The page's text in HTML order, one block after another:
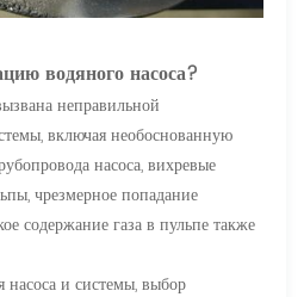
водяного насоса?
неправильной
включая необоснованную
насоса, вихревые
чрезмерное попадание
содержание газа в пульпе также
насоса и системы, выбор